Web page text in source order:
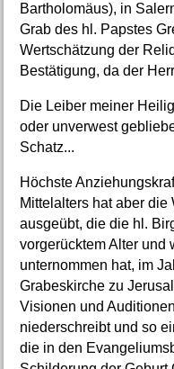
Bartholomäus), in
Grab des hl. Papstes
Wertschätzung der
Bestätigung, da der
Die Leiber meiner
oder unverwest
Schatz...
Höchste
Mittelalters hat aber
ausgeübt, die die hl.
vorgerücktem Alter und
unternommen hat, im
Grabeskirche zu
Visionen und
niederschreibt und so
die in den